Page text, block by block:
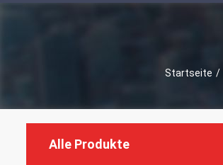
Startseite /
Alle Produkte